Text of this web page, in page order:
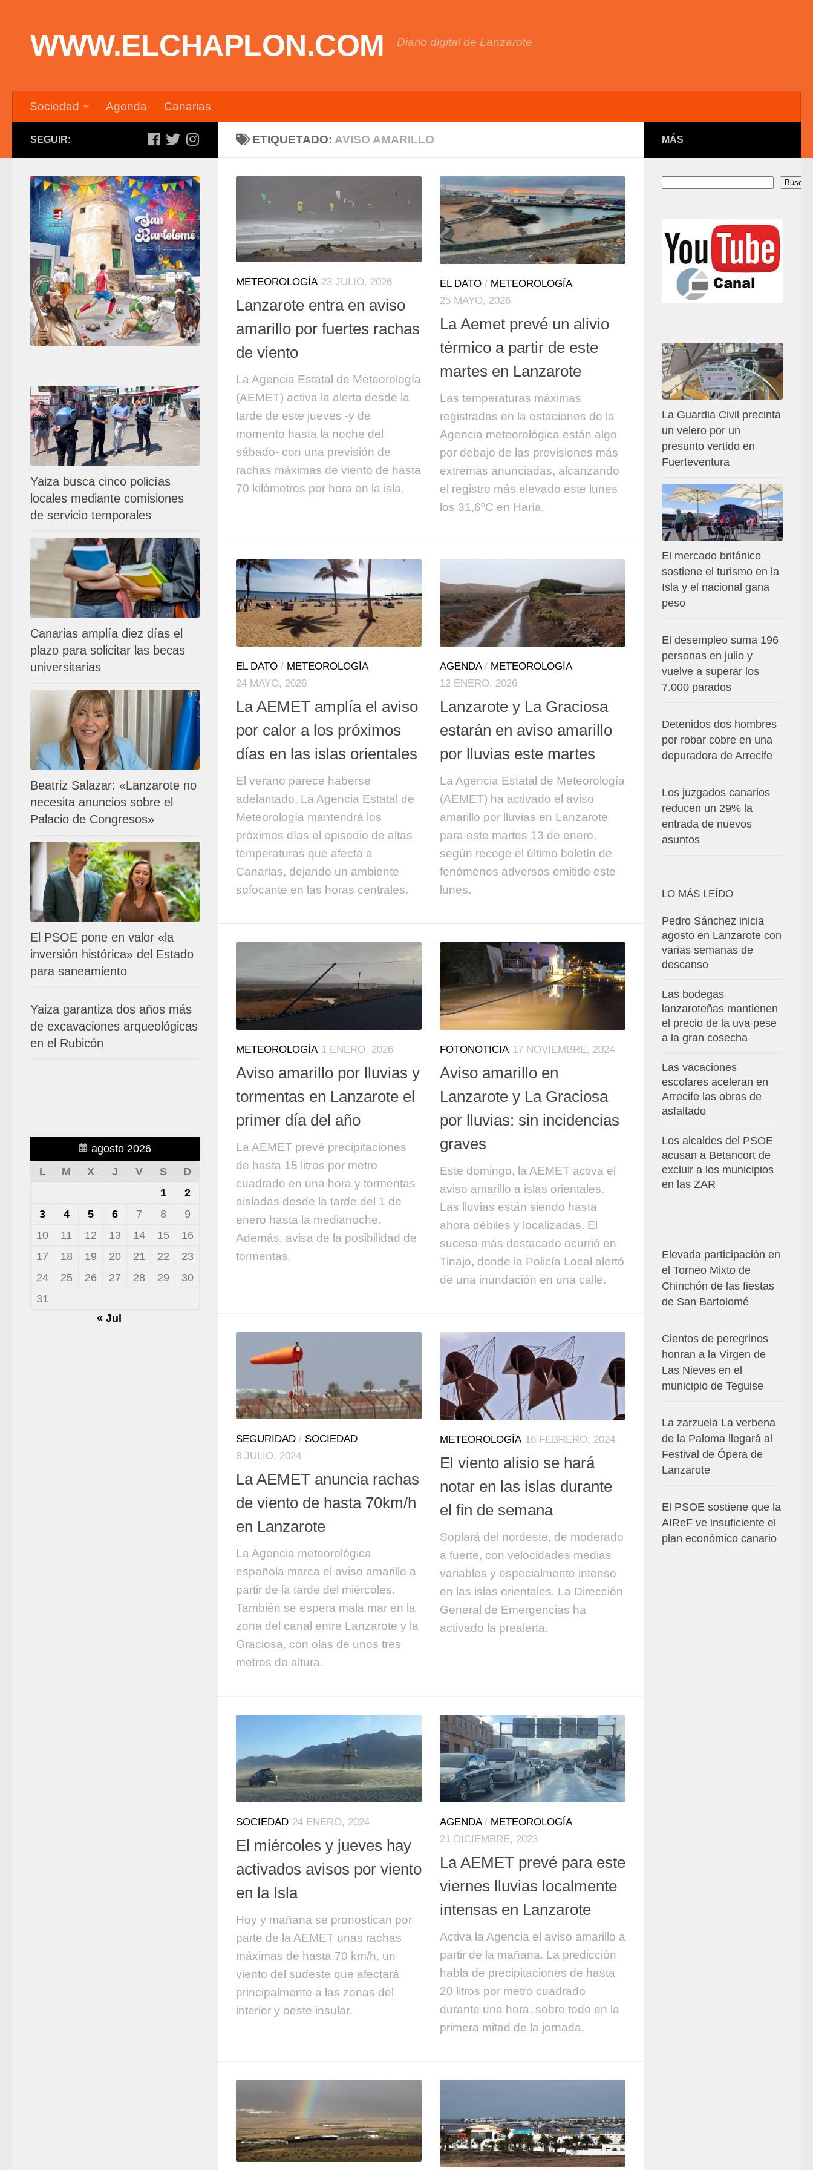
WWW.ELCHAPLON.COM Diario digital de Lanzarote
Sociedad Agenda Canarias
ETIQUETADO: AVISO AMARILLO
METEOROLOGÍA 23 JULIO, 2026
Lanzarote entra en aviso
amarillo por fuertes rachas
de viento
La Agencia Estatal de Meteorología
(AEMET) activa la alerta desde la
tarde de este jueves -y de
momento hasta la noche del
sábado- con una previsión de
rachas máximas de viento de hasta
70 kilómetros por hora en la isla.
EL DATO / METEOROLOGÍA
25 MAYO, 2026
La Aemet prevé un alivio
térmico a partir de este
martes en Lanzarote
Las temperaturas máximas
registradas en la estaciones de la
Agencia meteorológica están algo
por debajo de las previsiones más
extremas anunciadas, alcanzando
el registro más elevado este lunes
los 31,6ºC en Haría.
EL DATO / METEOROLOGÍA
24 MAYO, 2026
La AEMET amplía el aviso
por calor a los próximos
días en las islas orientales
El verano parece haberse
adelantado. La Agencia Estatal de
Meteorología mantendrá los
próximos días el episodio de altas
temperaturas que afecta a
Canarias, dejando un ambiente
sofocante en las horas centrales.
AGENDA/ METEOROLOGÍA
12 ENERO, 2026
Lanzarote y La Graciosa
estarán en aviso amarillo
por lluvias este martes
La Agencia Estatal de Meteorología
(AEMET) ha activado el aviso
amarillo por lluvias en Lanzarote
para este martes 13 de enero,
según recoge el último boletín de
fenómenos adversos emitido este
lunes.
METEOROLOGÍA 1 ENERO, 2026
Aviso amarillo por lluvias y
tormentas en Lanzarote el
primer día del año
La AEMET prevé precipitaciones
de hasta 15 litros por metro
cuadrado en una hora y tormentas
aisladas desde la tarde del 1 de
enero hasta la medianoche.
Además, avisa de la posibilidad de
tormentas.
FOTONOTICIA 17 NOVIEMBRE, 2024
Aviso amarillo en
Lanzarote y La Graciosa
por lluvias: sin incidencias
graves
Este domingo, la AEMET activa el
aviso amarillo a islas orientales.
Las lluvias están siendo hasta
ahora débiles y localizadas. El
suceso más destacado ocurrió en
Tinajo, donde la Policía Local alertó
de una inundación en una calle.
SEGURIDAD / SOCIEDAD
8 JULIO, 2024
La AEMET anuncia rachas
de viento de hasta 70km/h
en Lanzarote
La Agencia meteorológica
española marca el aviso amarillo a
partir de la tarde del miércoles.
También se espera mala mar en la
zona del canal entre Lanzarote y la
Graciosa, con olas de unos tres
metros de altura.
METEOROLOGÍA 16 FEBRERO, 2024
El viento alisio se hará
notar en las islas durante
el fin de semana
Soplará del nordeste, de moderado
a fuerte, con velocidades medias
variables y especialmente intenso
en las islas orientales. La Dirección
General de Emergencias ha
activado la prealerta.
SOCIEDAD 24 ENERO, 2024
El miércoles y jueves hay
activados avisos por viento
en la Isla
Hoy y mañana se pronostican por
parte de la AEMET unas rachas
máximas de hasta 70 km/h, un
viento del sudeste que afectará
principalmente a las zonas del
interior y oeste insular.
AGENDA/ METEOROLOGÍA
21 DICIEMBRE, 2023
La AEMET prevé para este
viernes lluvias localmente
intensas en Lanzarote
Activa la Agencia el aviso amarillo a
partir de la mañana. La predicción
habla de precipitaciones de hasta
20 litros por metro cuadrado
durante una hora, sobre todo en la
primera mitad de la jornada.
SEGUIR:
Yaiza busca cinco policías
locales mediante comisiones
de servicio temporales
Canarias amplía diez días el
plazo para solicitar las becas
universitarias
Beatriz Salazar: «Lanzarote no
necesita anuncios sobre el
Palacio de Congresos»
El PSOE pone en valor «la
inversión histórica» del Estado
para saneamiento
Yaiza garantiza dos años más
de excavaciones arqueológicas
en el Rubicón
agosto 2026
L
M X J V S
D
1
2
3
4 5 6 7 8
9
10
11 12 13 14 15
16
17
18 19 20 21 22
23
24
25 26 27 28 29
30
31
« Jul
MÁS
Buscar
La Guardia Civil precinta
un velero por un
presunto vertido en
Fuerteventura
El mercado británico
sostiene el turismo en la
Isla y el nacional gana
peso
El desempleo suma 196
personas en julio y
vuelve a superar los
7.000 parados
Detenidos dos hombres
por robar cobre en una
depuradora de Arrecife
Los juzgados canarios
reducen un 29% la
entrada de nuevos
asuntos
LO MÁS LEÍDO
Pedro Sánchez inicia
agosto en Lanzarote con
varias semanas de
descanso
Las bodegas
lanzaroteñas mantienen
el precio de la uva pese
a la gran cosecha
Las vacaciones
escolares aceleran en
Arrecife las obras de
asfaltado
Los alcaldes del PSOE
acusan a Betancort de
excluir a los municipios
en las ZAR
Elevada participación en
el Torneo Mixto de
Chinchón de las fiestas
de San Bartolomé
Cientos de peregrinos
honran a la Virgen de
Las Nieves en el
municipio de Teguise
La zarzuela La verbena
de la Paloma llegará al
Festival de Ópera de
Lanzarote
El PSOE sostiene que la
AIReF ve insuficiente el
plan económico canario